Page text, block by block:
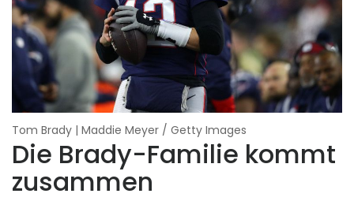
Tom Brady | Maddie Meyer / Getty Images
Die Brady-Familie kommt
zusammen